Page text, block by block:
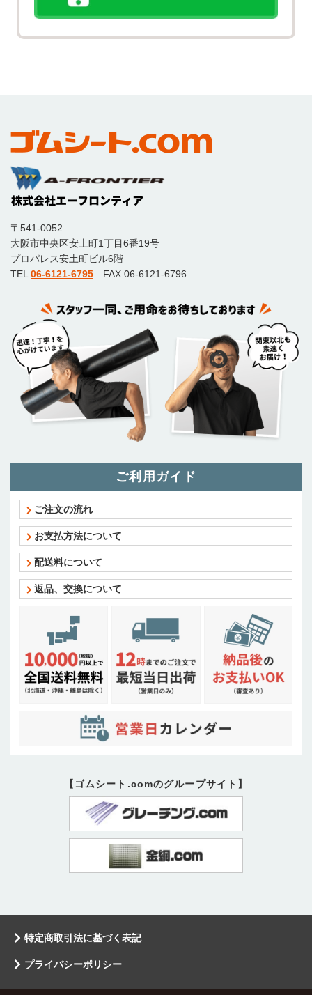
〒541-0052
大阪市中央区安土町1丁目6番19号
プロパレス安土町ビル6階
TEL 06-6121-6795 FAX 06-6121-6796
ご利用ガイド
ご注文の流れ
お支払方法について
配送料について
返品、交換について
【ゴムシート.comのグループサイト】
特定商取引法に基づく表記
プライバシーポリシー